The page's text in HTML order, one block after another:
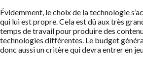
Évidemment, le choix de la technologie
qui lui est propre. Cela est dû aux très
temps de travail pour produire des
technologies différentes. Le budget
donc aussi un critère qui devra entrer en